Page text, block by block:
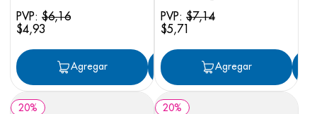
PVP: $6,16
$4,93
Agregar Agregar
PVP: $7,14
$5,71
Agregar
20% 20%